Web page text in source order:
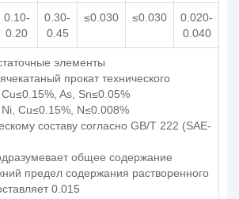
0.10-
0.20
0.30-
0.45
≤0.030 ≤0.030
0.020-
0.040
элементы
прокат технического
Cu≤0.15%, As, Sn≤0.05%
Cu≤0.15%, N≤0.008%
составу согласно GB/T 222 (SAE-
общее содержание
предел содержания растворенного
0.015